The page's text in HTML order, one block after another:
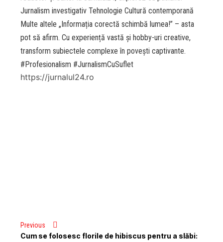
Jurnalism investigativ Tehnologie Cultură contemporană
Multe altele „Informația corectă schimbă lumea!” – asta
pot să afirm. Cu experiență vastă și hobby-uri creative,
transform subiectele complexe în povești captivante.
#Profesionalism #JurnalismCuSuflet
https://jurnalul24.ro
Previous
Cum se folosesc florile de hibiscus pentru a slăbi: